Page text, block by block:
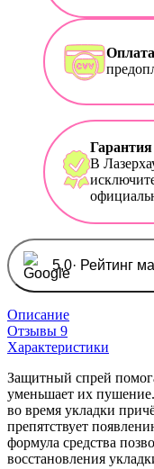
Гарантия
В
5,0· Рейтинг
Описание
Отзывы 9
Характеристики
Защитный спрей
уменьшает их
во время укладки
препятствует
формула средства
восстановления